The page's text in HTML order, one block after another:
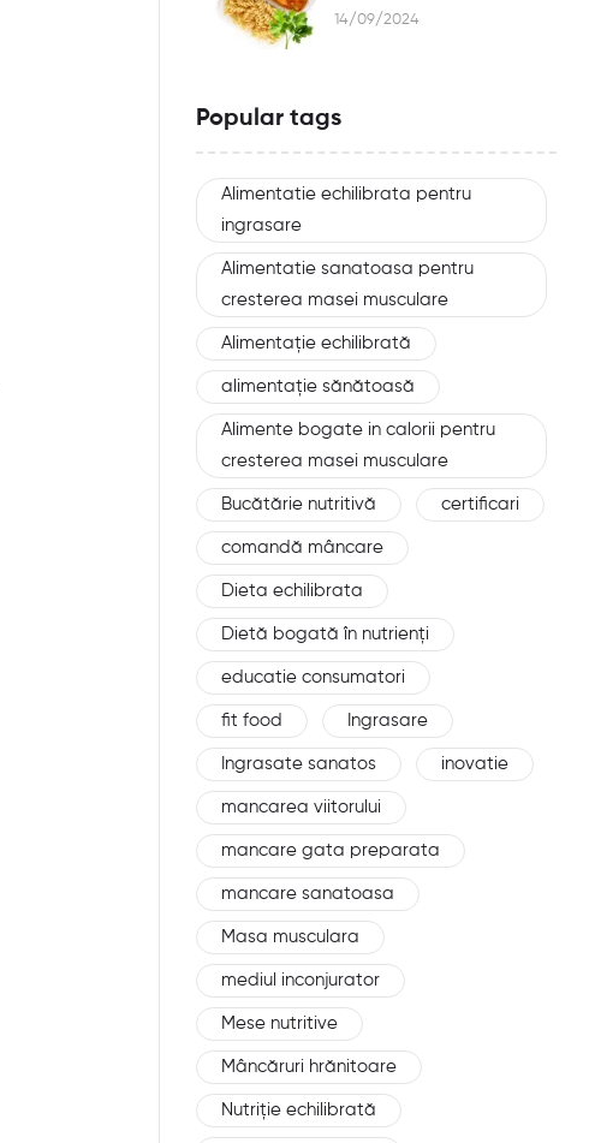
Flexibilitate
14/09/2024
Popular tags
Alimentatie echilibrata pentru
ingrasare
Alimentatie sanatoasa pentru
cresterea masei musculare
Alimentație echilibrată
alimentație sănătoasă
Alimente bogate in calorii pentru
cresterea masei musculare
Bucătărie nutritivă certificari
comandă mâncare
Dieta echilibrata
Dietă bogată în nutrienți
educatie consumatori
fit food Ingrasare
Ingrasate sanatos inovatie
mancarea viitorului
mancare gata preparata
mancare sanatoasa
Masa musculara
mediul inconjurator
Mese nutritive
Mâncăruri hrănitoare
Nutriție echilibrată